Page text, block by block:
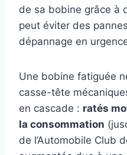
de sa bobine grâce à
peut éviter des
dépannage en
Une bobine fatiguée
casse-tête
en cascade : ratés
la consommation
de l’Automobile Club